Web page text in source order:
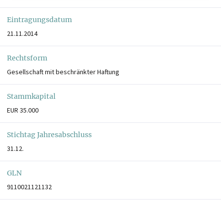
Eintragungsdatum
21.11.2014
Rechtsform
Gesellschaft mit beschränkter Haftung
Stammkapital
EUR 35.000
Stichtag Jahresabschluss
31.12.
GLN
9110021121132